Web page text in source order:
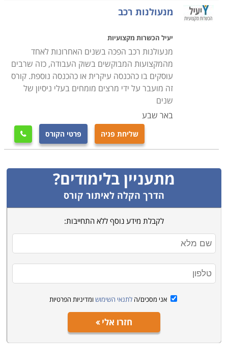
מנעולנות רכב
יעיל הכשרות מקצועיות
מנעולנות רכב הפכה בשנים האחרונות לאחד
מהמקצועות המבוקשים בשוק העבודה, כזה שרבים
עוסקים בו כהכנסה עיקרית או כהכנסה נוספת. קורס
זה מועבר על ידי מרצים מומחים בעלי ניסיון של
שנים
באר שבע
שליחת פניה פרטי הקורס 
מתעניין בלימודים?
הדרך הקלה לאיתור קורס
לקבלת מידע נוסף ללא התחייבות:
אני מסכים/ה לתנאי השימוש ומדיניות הפרטיות
חזרו אלי